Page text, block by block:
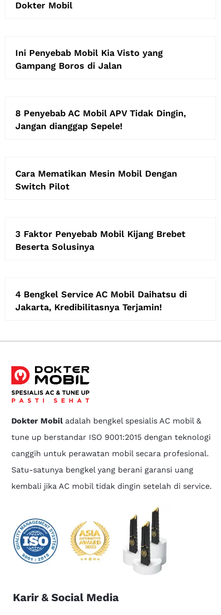
Dokter Mobil
Ini Penyebab Mobil Kia Visto yang
Gampang Boros di Jalan
8 Penyebab AC Mobil APV Tidak Dingin,
Jangan dianggap Sepele!
Cara Mematikan Mesin Mobil Dengan
Switch Pilot
3 Faktor Penyebab Mobil Kijang Brebet
Beserta Solusinya
4 Bengkel Service AC Mobil Daihatsu di
Jakarta, Kredibilitasnya Terjamin!
Dokter Mobiladalah bengkel spesialis AC mobil &
tune up berstandar ISO 9001:2015 dengan teknologi
canggih untuk perawatan mobil secara profesional.
Satu-satunya bengkel yang berani garansi uang
kembali jika AC mobil tidak dingin setelah di service.
Karir & Social Media